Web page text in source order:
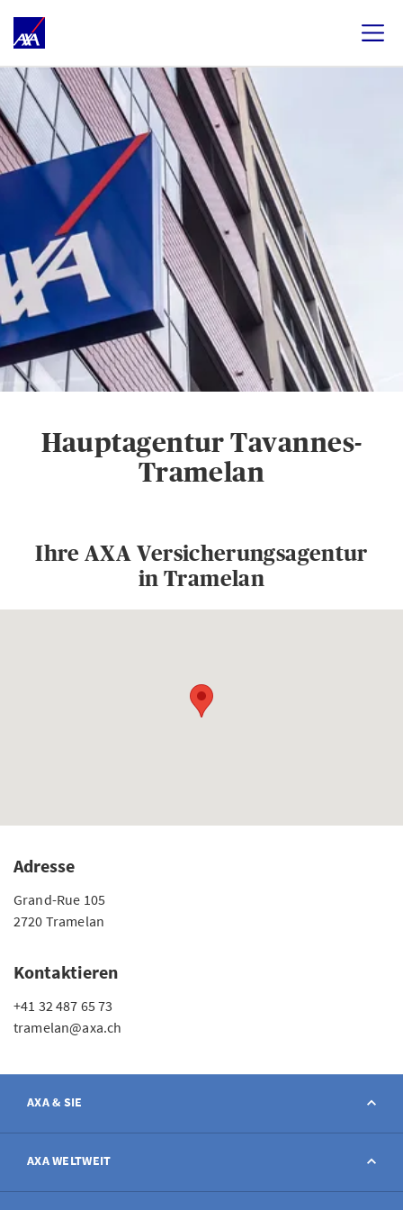
Hauptagentur Tavannes-
Tramelan
Ihre AXA Versicherungsagentur
in Tramelan
Adresse
Grand-Rue 105
2720 Tramelan
Kontaktieren
+41 32 487 65 73
tramelan@axa.ch
AXA & SIE
Kontakt
AXA WELTWEIT